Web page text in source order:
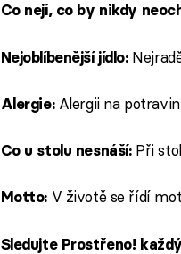
Co nejí, co by nikdy
Nejoblíbenější jídlo:
Alergie: Alergii na
Co u stolu nesnáší:Při
Motto: V životě se řídí
Sledujte Prostřeno!